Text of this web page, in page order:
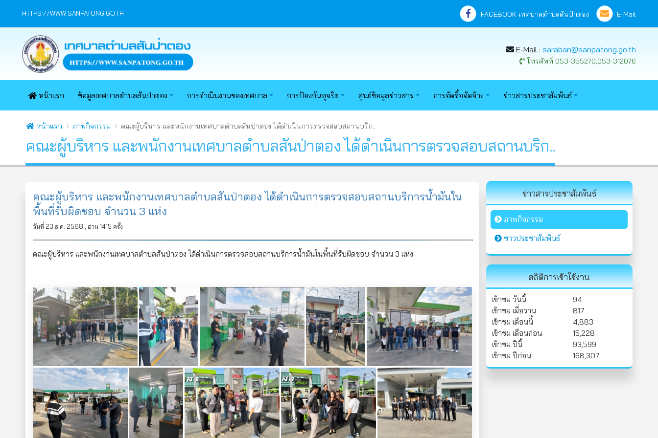
HTTPS://WWW.SANPATONG.GO.TH FACEBOOK เทศบาลตำบลสันป่าตอง E-Mail
E-Mail : saraban@sanpatong.go.th
โทรศัพท์ 053-355270,053-312076
หน้าแรก ข้อมูลเทศบาลตำบลสันป่าตอง การดำเนินงานของเทศบาล การป้องกันทุจริต ศูนย์ข้อมูลข่าวสาร การจัดซื้อจัดจ้าง ข่าวสารประชาสัมพันธ์
หน้าแรก ภาพกิจกรรม คณะผู้บริหาร และพนักงานเทศบาลตำบลสันป่าตอง ได้ดำเนินการตรวจสอบสถานบริก..
คณะผู้บริหาร และพนักงานเทศบาลตำบลสันป่าตอง ได้ดำเนินการตรวจสอบสถานบริก..
คณะผู้บริหาร และพนักงานเทศบาลตำบลสันป่าตอง ได้ดำเนินการตรวจสอบสถานบริการน้ำมันใน
พื้นที่รับผิดชอบ จำนวน 3 แห่ง
วันที่ 23 ธ.ค. 2568 , อ่าน 1415 ครั้ง
คณะผู้บริหาร และพนักงานเทศบาลตำบลสันป่าตอง ได้ดำเนินการตรวจสอบสถานบริการน้ำมันในพื้นที่รับผิดชอบ จำนวน 3 แห่ง
ข่าวสารประชาสัมพันธ์
ภาพกิจกรรม
ข่าวประชาสัมพันธ์
สถิติการเข้าใช้งาน
เข้าชม วันนี้
94
เข้าชม เมื่อวาน
817
เข้าชม เดือนนี้
4,883
เข้าชม เดือนก่อน
15,228
เข้าชม ปีนี้
93,599
เข้าชม ปีก่อน
168,307